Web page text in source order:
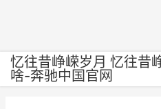
忆往昔峥嵘岁月 忆往昔
啥-奔驰中国官网